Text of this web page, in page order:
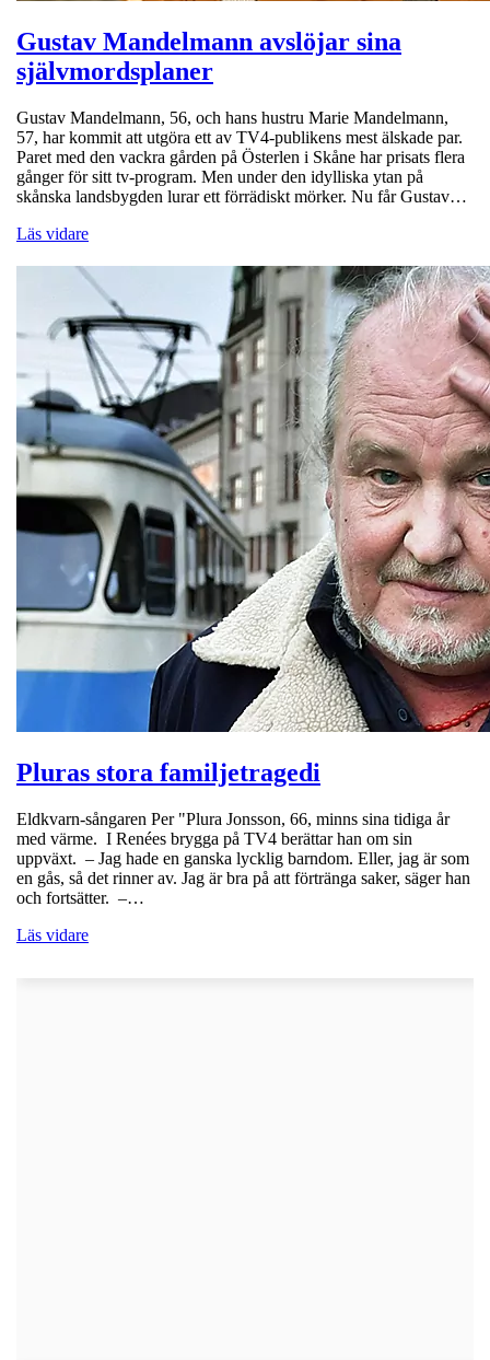
Gustav Mandelmann avslöjar sina
självmordsplaner
Gustav Mandelmann, 56, och hans hustru Marie Mandelmann,
57, har kommit att utgöra ett av TV4-publikens mest älskade par.
Paret med den vackra gården på Österlen i Skåne har prisats flera
gånger för sitt tv-program. Men under den idylliska ytan på
skånska landsbygden lurar ett förrädiskt mörker. Nu får Gustav…
Läs vidare
Pluras stora familjetragedi
Eldkvarn-sångaren Per "Plura Jonsson, 66, minns sina tidiga år
med värme. I Renées brygga på TV4 berättar han om sin
uppväxt. – Jag hade en ganska lycklig barndom. Eller, jag är som
en gås, så det rinner av. Jag är bra på att förtränga saker, säger han
och fortsätter. –…
Läs vidare